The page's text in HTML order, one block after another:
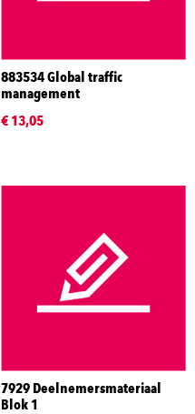
883534 Global traffic
management
€ 13,05
7929 Deelnemersmateriaal
Blok 1